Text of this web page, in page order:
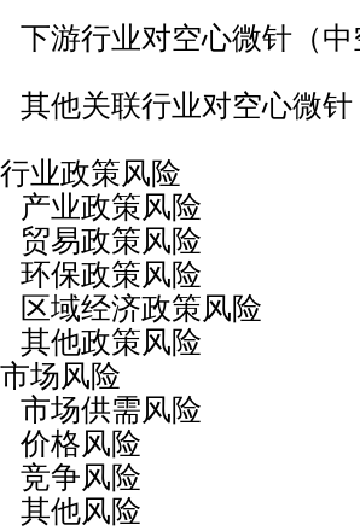
业对空心微针（中
联行业对空心微针
政策风险
政策风险
政策风险
政策风险
经济政策风险
政策风险
场风险
供需风险
风险
风险
风险